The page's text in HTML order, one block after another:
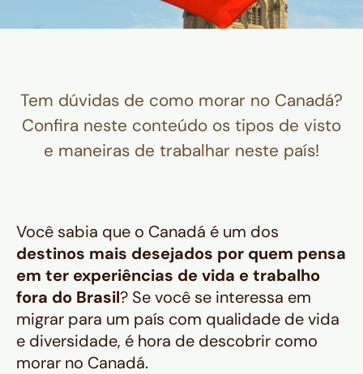
Tem dúvidas de como morar no Canadá?
Confira neste conteúdo os tipos de visto
e maneiras de trabalhar neste país!
Você sabia que o Canadá é um dos
destinos mais desejados por quem pensa
em ter experiências de vida e trabalho
fora do Brasil? Se você se interessa em
migrar para um país com qualidade de vida
e diversidade, é hora de descobrir como
morar no Canadá.